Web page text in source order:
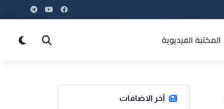
المكتبة الفيديوية
آخر الاضافات